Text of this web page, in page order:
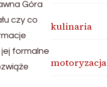
Góra
czy co
formalne
kulinaria
motoryzacja